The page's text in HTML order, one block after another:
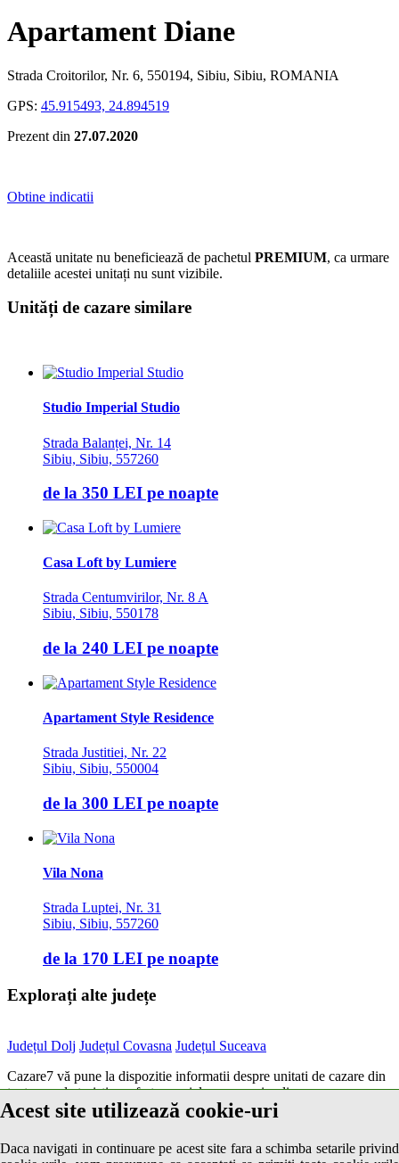
Acest site utilizează cookie-uri
Daca navigati in continuare pe acest site fara a schimba setarile privind
Apartament Diane
Strada Croitorilor, Nr. 6, 550194, Sibiu, Sibiu, ROMANIA
GPS: 45.915493, 24.894519
Prezent din 27.07.2020
Obtine indicatii
Această unitate nu beneficiează de pachetul PREMIUM, ca urmare
detaliile acestei unitați nu sunt vizibile.
Unități de cazare similare
Studio Imperial Studio
Strada Balanței, Nr. 14
Sibiu, Sibiu, 557260
de la 350 LEI pe noapte
Casa Loft by Lumiere
Strada Centumvirilor, Nr. 8 A
Sibiu, Sibiu, 550178
de la 240 LEI pe noapte
Apartament Style Residence
Strada Justitiei, Nr. 22
Sibiu, Sibiu, 550004
de la 300 LEI pe noapte
Vila Nona
Strada Luptei, Nr. 31
Sibiu, Sibiu, 557260
de la 170 LEI pe noapte
Explorați alte județe
Județul Dolj Județul Covasna Județul Suceava
Cazare7 vă pune la dispozitie informatii despre unitati de cazare din
toate zonele turistice, oferte speciale, rezervari online.
Utilizand acest serviciu inseamna ca sunteti de acord cu